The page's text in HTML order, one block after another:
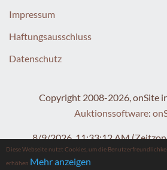
Diese Webseite nutzt Cookies, um die
erhöhen Mehr anzeigen
Impressum
Haftungsausschluss
Datenschutz
Copyright 2008-2026, onSite
Auktionssoftware:
8/9/2026, 11:33:12 AM